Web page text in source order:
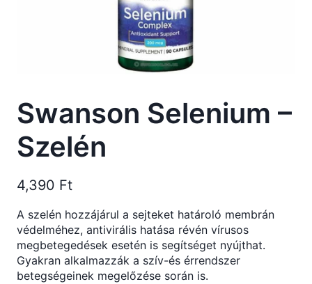
Swanson Selenium –
Szelén
4,390 Ft
A szelén hozzájárul a sejteket határoló membrán
védelméhez, antivirális hatása révén vírusos
megbetegedések esetén is segítséget nyújthat.
Gyakran alkalmazzák a szív-és érrendszer
betegségeinek megelőzése során is.